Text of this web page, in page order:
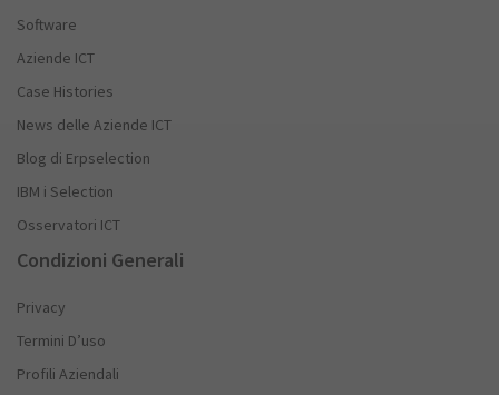
Software
Aziende ICT
Case Histories
News delle Aziende ICT
Blog di Erpselection
IBM i Selection
Osservatori ICT
Condizioni Generali
Privacy
Termini D’uso
Profili Aziendali